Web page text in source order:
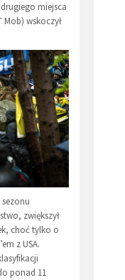
miejsca
Mob) wskoczył
zwiększył
choć tylko o
z USA.
ponad 11